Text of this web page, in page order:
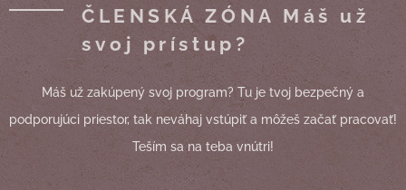
ČLENSKÁ ZÓNA Máš už
svoj prístup?
Máš už zakúpený svoj program? Tu je tvoj bezpečný a
podporujúci priestor, tak neváhaj vstúpiť a môžeš začať pracovať!
Teším sa na teba vnútri!